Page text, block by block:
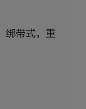
绑带式，重